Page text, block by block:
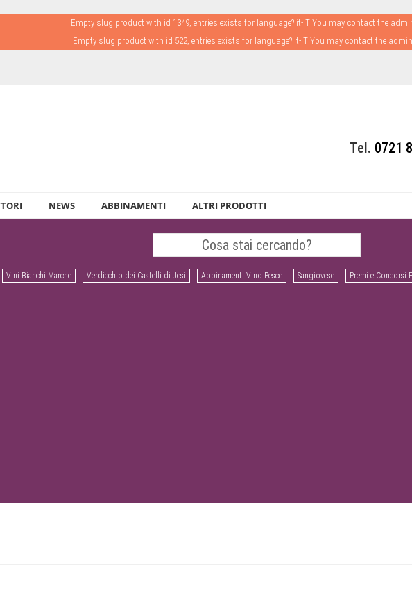
Empty slug product with id 1349, entries exists for language? it-IT You may contact the
Empty slug product with id 522, entries exists for language? it-IT You may contact the
Tel. 0721
NEWS ABBINAMENTI ALTRI PRODOTTI
Vini Bianchi Marche Verdicchio dei Castelli di Jesi Abbinamenti Vino Pesce Sangiovese Premi e Concorsi